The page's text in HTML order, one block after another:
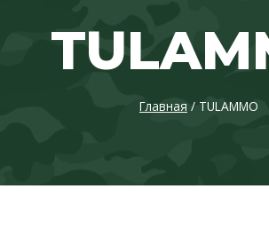
Главная / TULAMMO